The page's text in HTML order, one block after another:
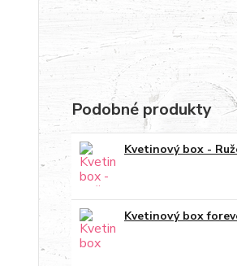
Podobné produkty
Kvetinový box -
Kvetinový box